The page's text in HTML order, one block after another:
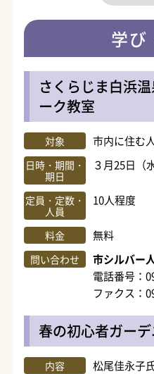
学び
さくらじま白浜
ーク教室
対象 市内に住む人
日時・期間・
期日
３月25日（
定員・定数・
人員
10人程度
料金 無料
問い合わせ
市シルバー
電話番号：
ファクス：
春の初心者ガー
内容
松尾佳永子